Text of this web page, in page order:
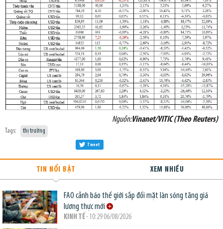
Nguồn:Vinanet/VITIC (Theo Reuters)
Tags: thị trường
Tweet
TIN NỔI BẬT XEM NHIỀU
FAO cảnh báo thế giới sắp đối mặt làn sóng tăng giá
lương thực mới
KINH TẾ- 10:29 06/08/2026